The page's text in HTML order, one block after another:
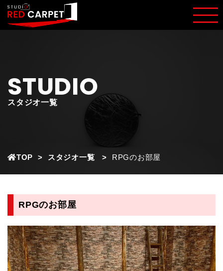
STUDIO
スタジオ一覧
TOP スタジオ一覧 RPGのお部屋
RPGのお部屋